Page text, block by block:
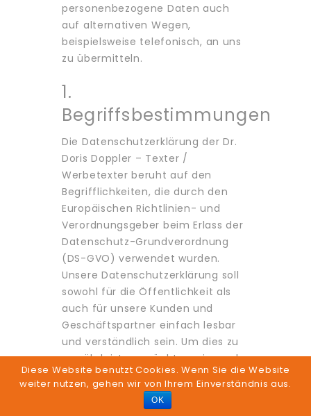
personenbezogene Daten auch
auf alternativen Wegen,
beispielsweise telefonisch, an uns
zu übermitteln.
1.
Begriffsbestimmungen
Die Datenschutzerklärung der Dr.
Doris Doppler – Texter /
Werbetexter beruht auf den
Begrifflichkeiten, die durch den
Europäischen Richtlinien- und
Verordnungsgeber beim Erlass der
Datenschutz-Grundverordnung
(DS-GVO) verwendet wurden.
Unsere Datenschutzerklärung soll
sowohl für die Öffentlichkeit als
auch für unsere Kunden und
Geschäftspartner einfach lesbar
und verständlich sein. Um dies zu
gewährleisten, möchten wir vorab
die verwendeten Begrifflichkeiten
erläutern.
Diese Website benutzt Cookies. Wenn Sie die Website
weiter nutzen, gehen wir von Ihrem Einverständnis aus.
OK